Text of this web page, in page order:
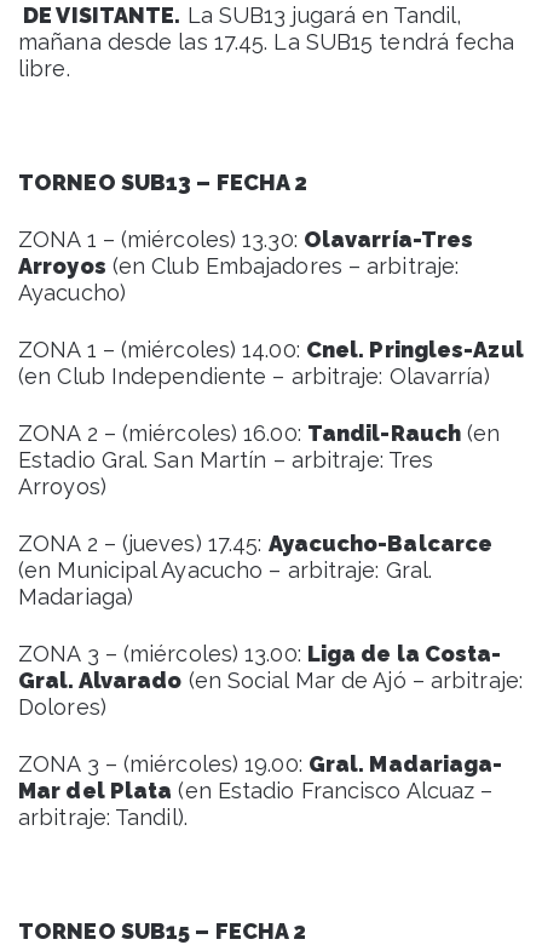
DE VISITANTE. La SUB13 jugará en Tandil,
mañana desde las 17.45. La SUB15 tendrá fecha
libre.
TORNEO SUB13 – FECHA 2
ZONA 1 – (miércoles) 13.30: Olavarría-Tres
Arroyos (en Club Embajadores – arbitraje:
Ayacucho)
ZONA 1 – (miércoles) 14.00: Cnel. Pringles-Azul
(en Club Independiente – arbitraje: Olavarría)
ZONA 2 – (miércoles) 16.00: Tandil-Rauch (en
Estadio Gral. San Martín – arbitraje: Tres
Arroyos)
ZONA 2 – (jueves) 17.45: Ayacucho-Balcarce
(en Municipal Ayacucho – arbitraje: Gral.
Madariaga)
ZONA 3 – (miércoles) 13.00: Liga de la Costa-
Gral. Alvarado (en Social Mar de Ajó – arbitraje:
Dolores)
ZONA 3 – (miércoles) 19.00: Gral. Madariaga-
Mar del Plata (en Estadio Francisco Alcuaz –
arbitraje: Tandil).
TORNEO SUB15 – FECHA 2